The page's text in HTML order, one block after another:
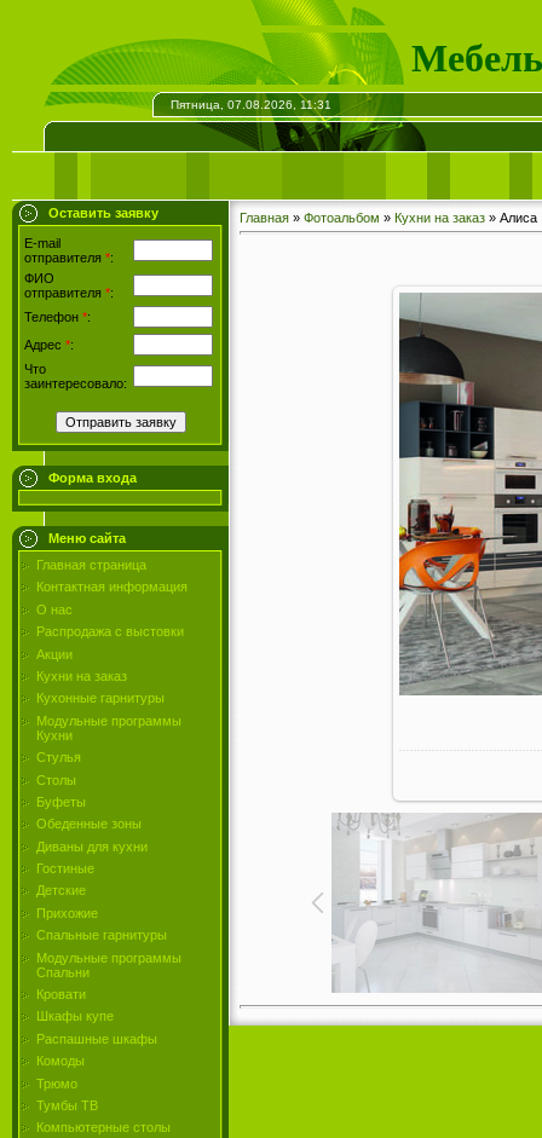
Пятница, 07.08.2026, 11:31
Оставить заявку
E-mail
отправителя *:
ФИО
отправителя *:
Телефон *:
Адрес *:
Что
заинтересовало:
Форма входа
Меню сайта
Главная страница
Контактная информация
О нас
Распродажа с выстовки
Акции
Кухни на заказ
Кухонные гарнитуры
Модульные программы
Кухни
Стулья
Столы
Буфеты
Обеденные зоны
Диваны для кухни
Гостиные
Детские
Прихожие
Спальные гарнитуры
Модульные программы
Спальни
Кровати
Шкафы купе
Распашные шкафы
Комоды
Трюмо
Тумбы ТВ
Компьютерные столы
Главная » Фотоальбом » Кухни на заказ » Алиса